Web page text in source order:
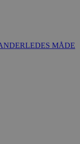
MÅDE